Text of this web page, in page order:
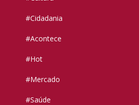
#Cidadania
#Acontece
#Hot
#Mercado
#Saúde